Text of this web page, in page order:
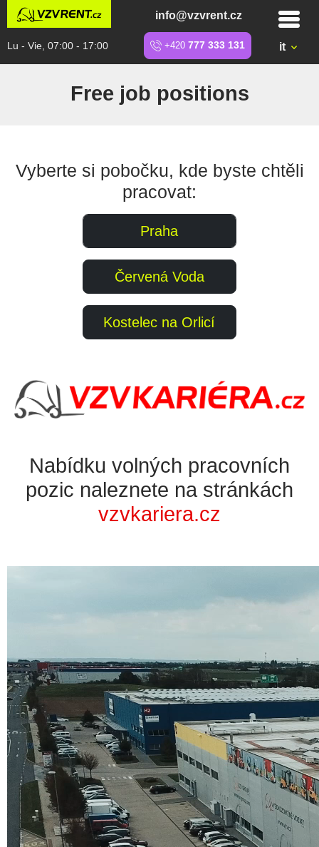
info@vzvrent.cz
Lu - Vie, 07:00 - 17:00 +420 777 333 131 it
Free job positions
Vyberte si pobočku, kde byste chtěli
pracovat:
Praha
Červená Voda
Kostelec na Orlicí
Nabídku volných pracovních
pozic naleznete na stránkách
vzvkariera.cz